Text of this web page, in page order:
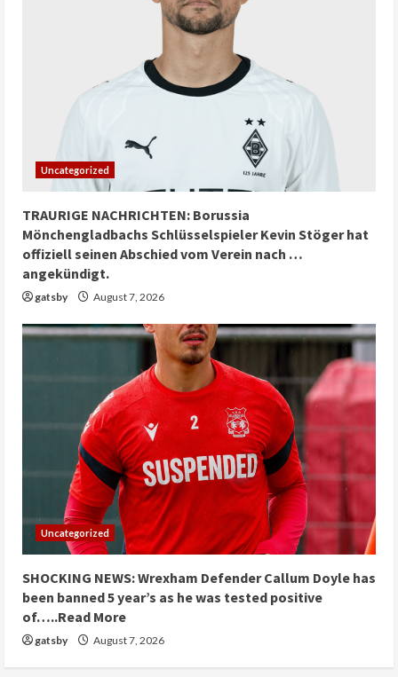
Uncategorized
TRAURIGE NACHRICHTEN: Borussia
Mönchengladbachs Schlüsselspieler Kevin Stöger hat
offiziell seinen Abschied vom Verein nach …
angekündigt.
gatsby August 7, 2026
Uncategorized
SHOCKING NEWS: Wrexham Defender Callum Doyle has
been banned 5 year’s as he was tested positive
of…..Read More
gatsby August 7, 2026